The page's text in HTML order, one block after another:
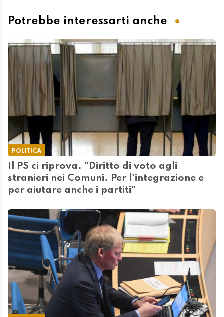
Potrebbe interessarti anche
POLITICA
Il PS ci riprova. "Diritto di voto agli
stranieri nei Comuni. Per l'integrazione e
per aiutare anche i partiti"